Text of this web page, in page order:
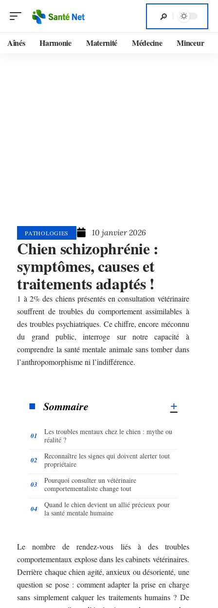
Aînés Harmonie Maternité Médecine Minceur
PATHOLOGIES 10 janvier 2026
Chien schizophrénie :
symptômes, causes et
traitements adaptés !
1 à 2% des chiens présentés en consultation vétérinaire
souffrent de troubles du comportement assimilables à
des troubles psychiatriques. Ce chiffre, encore méconnu
du grand public, interroge sur notre capacité à
comprendre la santé mentale animale sans tomber dans
l’anthropomorphisme ni l’indifférence.
Sommaire
Les troubles mentaux chez le chien : mythe ou
réalité ?
Reconnaître les signes qui doivent alerter tout
propriétaire
Pourquoi consulter un vétérinaire
comportementaliste change tout
Quand le chien devient un allié précieux pour
la santé mentale humaine
Le nombre de rendez-vous liés à des troubles
comportementaux explose dans les cabinets vétérinaires.
Derrière chaque chien agité, anxieux ou désorienté, une
question se pose : comment adapter la prise en charge
sans simplement calquer les traitements humains ? De